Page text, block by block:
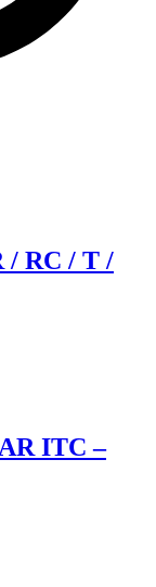
/ RC / T /
ITC –